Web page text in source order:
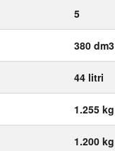
5
380 dm3
44 litri
1.255 kg
1.200 kg